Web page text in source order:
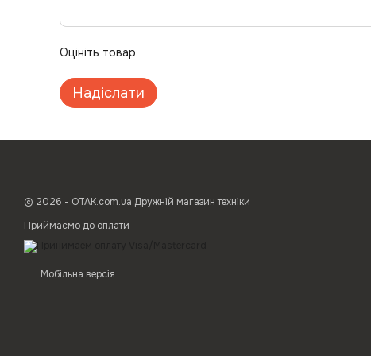
Оцініть товар
Надіслати
© 2026 - ОТАК.com.ua Дружній магазин техніки
Приймаємо до оплати
Мобільна версія